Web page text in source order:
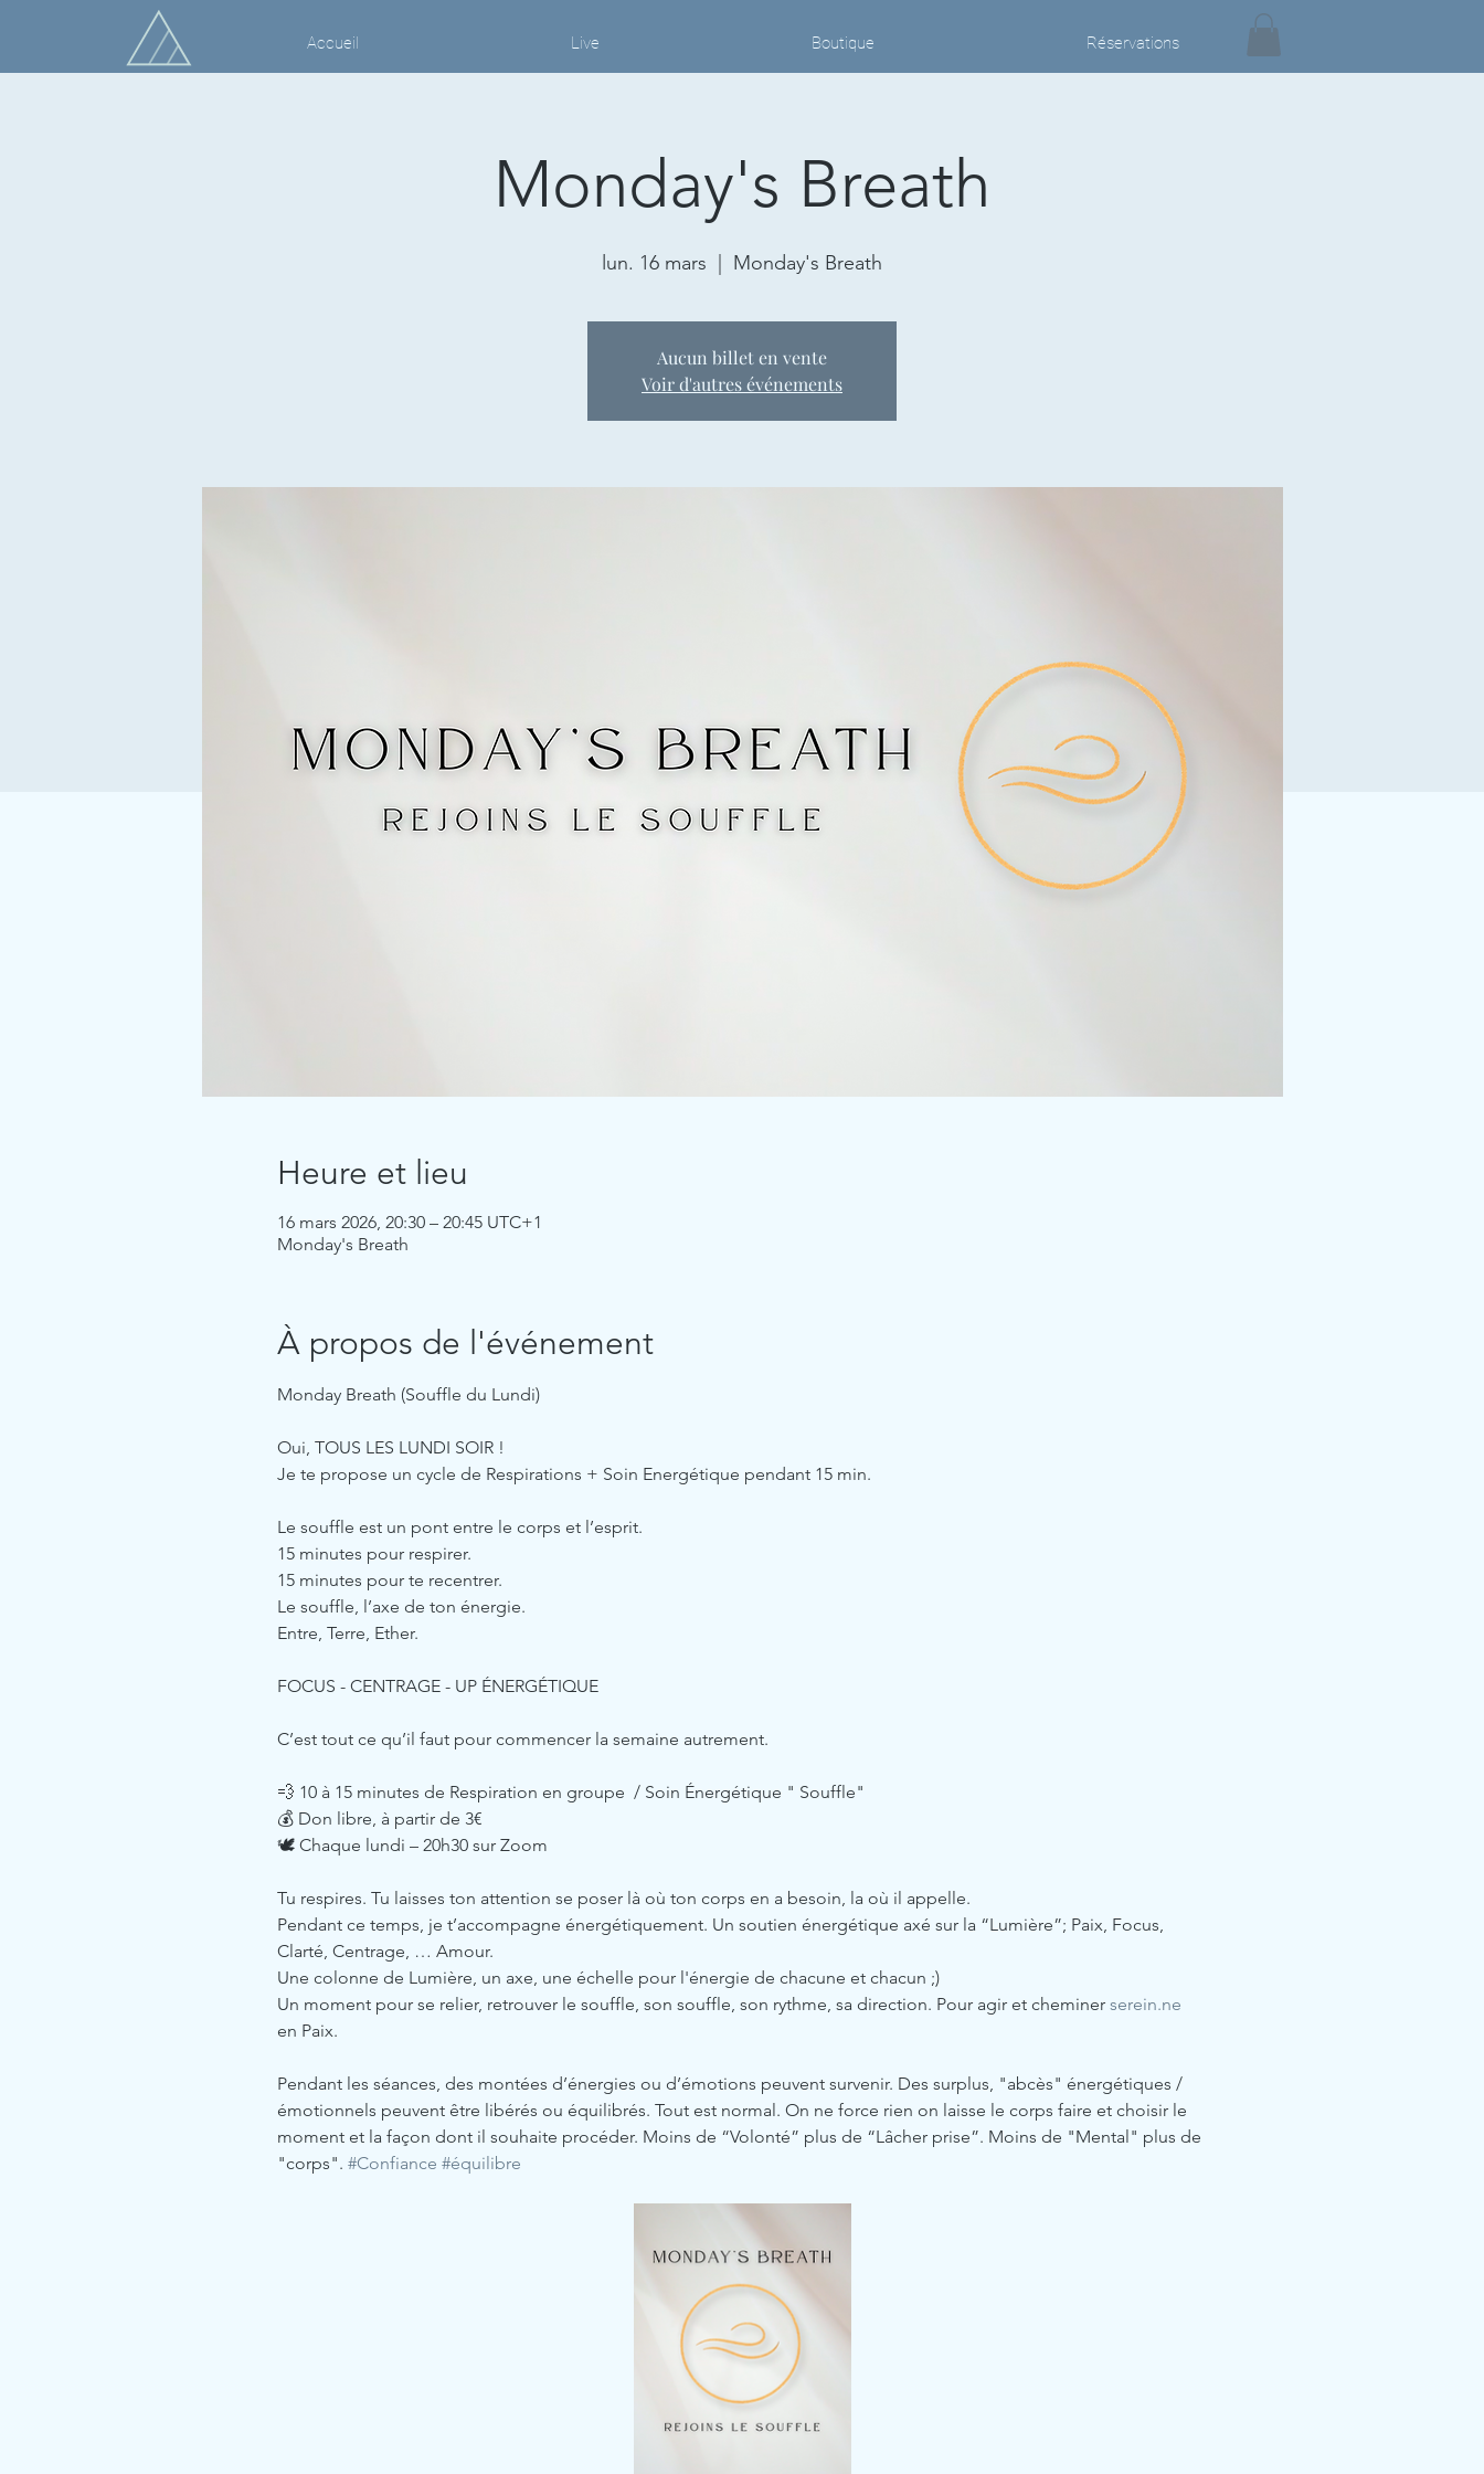
Accueil Live Boutique Réservations
Monday's Breath
lun. 16 mars Monday's Breath
Aucun billet en vente
Voir d'autres événements
Heure et lieu
16 mars 2026, 20:30 – 20:45 UTC+1
Monday's Breath
À propos de l'événement
Monday Breath (Souffle du Lundi)
Oui, TOUS LES LUNDI SOIR !
Je te propose un cycle de Respirations + Soin Energétique pendant 15 min.
Le souffle est un pont entre le corps et l’esprit.
15 minutes pour respirer.
15 minutes pour te recentrer.
Le souffle, l’axe de ton énergie.
Entre, Terre, Ether.
FOCUS - CENTRAGE - UP ÉNERGÉTIQUE
C’est tout ce qu’il faut pour commencer la semaine autrement.
💨 10 à 15 minutes de Respiration en groupe  / Soin Énergétique " Souffle"
💰 Don libre, à partir de 3€
🕊️ Chaque lundi – 20h30 sur Zoom
Tu respires. Tu laisses ton attention se poser là où ton corps en a besoin, la où il appelle.
Pendant ce temps, je t’accompagne énergétiquement. Un soutien énergétique axé sur la “Lumière”; Paix, Focus,
Clarté, Centrage, … Amour.
Une colonne de Lumière, un axe, une échelle pour l'énergie de chacune et chacun ;)
Un moment pour se relier, retrouver le souffle, son souffle, son rythme, sa direction. Pour agir et cheminer serein.ne
en Paix.
Pendant les séances, des montées d’énergies ou d’émotions peuvent survenir. Des surplus, "abcès" énergétiques /
émotionnels peuvent être libérés ou équilibrés. Tout est normal. On ne force rien on laisse le corps faire et choisir le
moment et la façon dont il souhaite procéder. Moins de “Volonté” plus de “Lâcher prise”. Moins de "Mental" plus de
"corps". #Confiance #équilibre